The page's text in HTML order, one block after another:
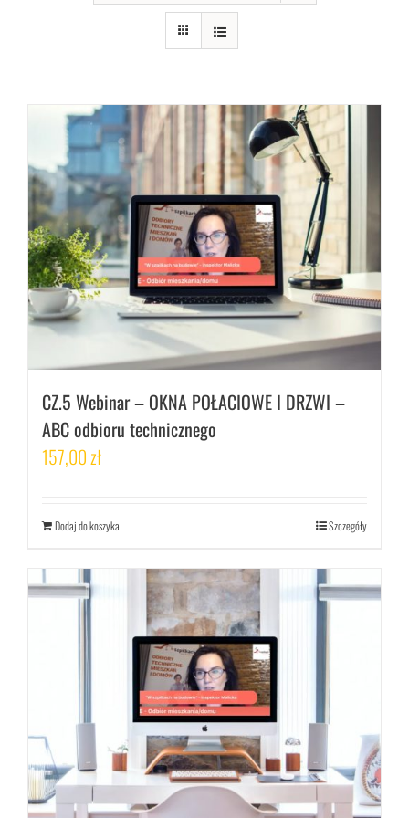
CZ.5 Webinar – OKNA POŁACIOWE I DRZWI –
ABC odbioru technicznego
157,00zł
Dodaj do koszyka Szczegóły